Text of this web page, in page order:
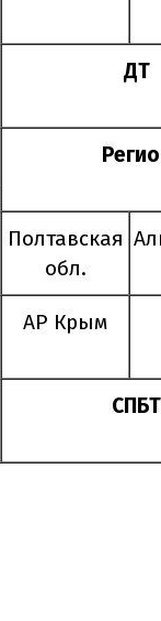
ДТ
Полтавская
обл.
АР Крым
СПБТ